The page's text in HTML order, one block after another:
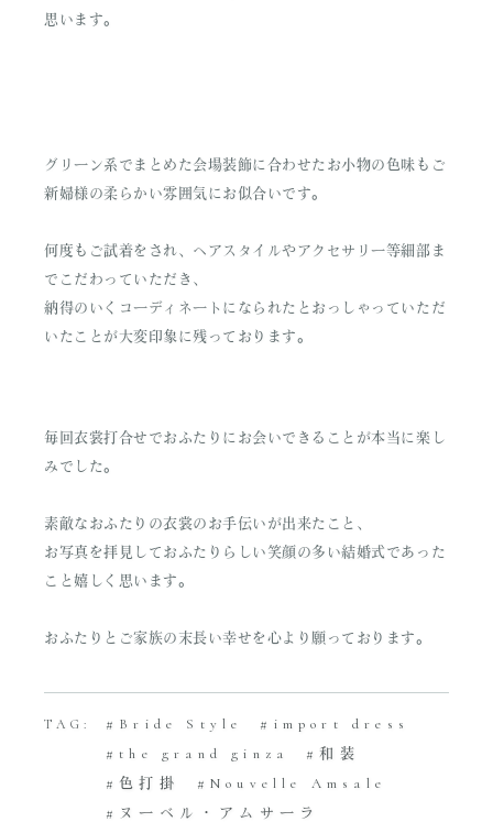
思います。
グリーン系でまとめた会場装飾に合わせたお小物の色味もご
新婦様の柔らかい雰囲気にお似合いです。
何度もご試着をされ、ヘアスタイルやアクセサリー等細部ま
でこだわっていただき、
納得のいくコーディネートになられたとおっしゃっていただ
いたことが大変印象に残っております。
毎回衣裳打合せでおふたりにお会いできることが本当に楽し
みでした。
素敵なおふたりの衣裳のお手伝いが出来たこと、
お写真を拝見しておふたりらしい笑顔の多い結婚式であった
こと嬉しく思います。
おふたりとご家族の末長い幸せを心より願っております。
TAG: Bride Style
import dress
the grand ginza
和装
色打掛
Nouvelle Amsale
ヌーベル・アムサーラ